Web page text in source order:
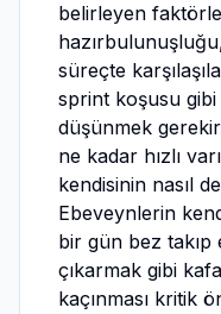
belirleyen
süreçte
sprint koşusu
düşünmek
ne kadar hızlı
kendisinin nasıl
Ebeveynlerin
bir gün bez takıp
çıkarmak gibi
kaçınması kritik